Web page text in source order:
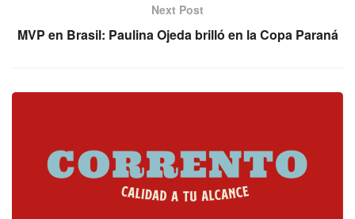
Next Post
MVP en Brasil: Paulina Ojeda brilló en la Copa Paraná